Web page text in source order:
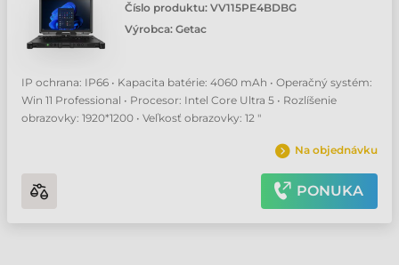
Číslo produktu: VV115PE4BDBG
Výrobca: Getac
IP ochrana: IP66 • Kapacita batérie: 4060 mAh • Operačný systém:
Win 11 Professional • Procesor: Intel Core Ultra 5 • Rozlíšenie
obrazovky: 1920*1200 • Veľkosť obrazovky: 12 "
Na objednávku
PONUKA